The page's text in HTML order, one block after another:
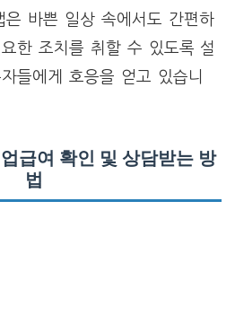
은 바쁜 일상 속에서도 간편하
한 조치를 취할 수 있도록 설
들에게 호응을 얻고 있습니
급여 확인 및 상담받는 방
법